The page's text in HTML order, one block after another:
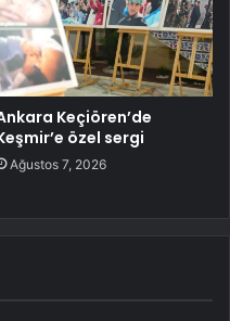
Keçiören’de
özel sergi
Ağustos 7, 2026